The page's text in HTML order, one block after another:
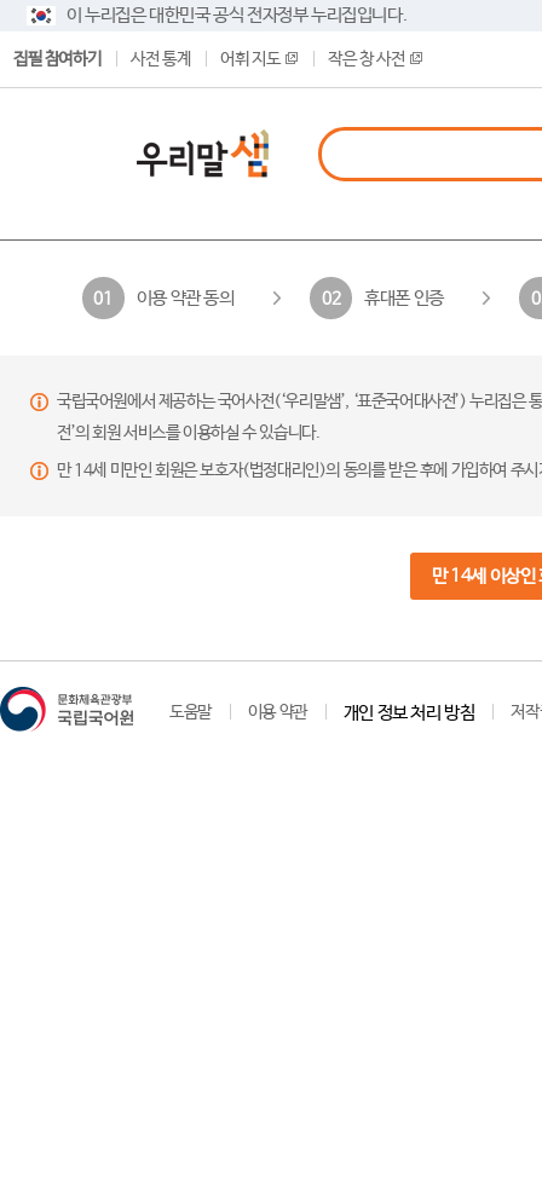
이 누리집은 대한민국 공식 전자정부 누리집입니다.
집필 참여하기 사전 통계 어휘 지도 작은 창 사전
01 이용 약관 동의 02 휴대폰 인증
국립국어원에서 제공하는 국어사전(‘우리말샘’, ‘표준국어대사전’) 누리집
전’의 회원 서비스를 이용하실 수 있습니다.
만 14세 미만인 회원은 보호자(법정대리인)의 동의를 받은 후에 가입하여 주
만 14세 이상인
도움말 이용 약관 개인 정보 처리 방침 저